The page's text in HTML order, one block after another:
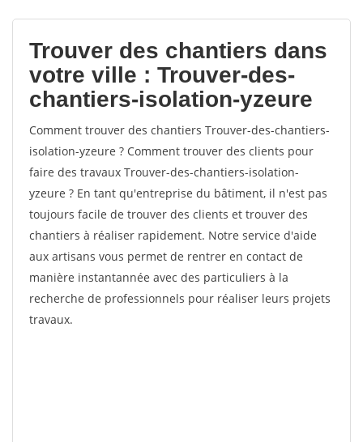
votes
Trouver des chantiers dans
votre ville : Trouver-des-
chantiers-isolation-yzeure
Comment trouver des chantiers Trouver-des-chantiers-
isolation-yzeure ? Comment trouver des clients pour
faire des travaux Trouver-des-chantiers-isolation-
yzeure ? En tant qu'entreprise du bâtiment, il n'est pas
toujours facile de trouver des clients et trouver des
chantiers à réaliser rapidement. Notre service d'aide
aux artisans vous permet de rentrer en contact de
manière instantannée avec des particuliers à la
recherche de professionnels pour réaliser leurs projets
travaux.